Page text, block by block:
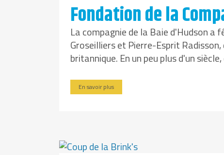
Fondation de la
La compagnie de la Baie d'Hudson a
Groseilliers et Pierre-Esprit
britannique. En un peu plus d'un
En savoir plus